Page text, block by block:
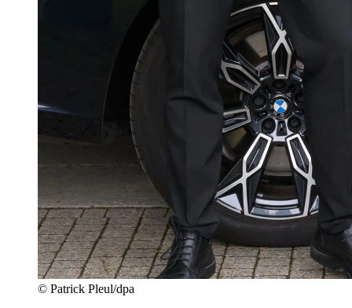
© Patrick Pleul/dpa